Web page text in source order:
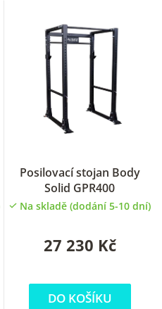
Posilovací stojan Body
Solid GPR400
Na skladě (dodání 5-10 dní)
27 230 Kč
DO KOŠÍKU